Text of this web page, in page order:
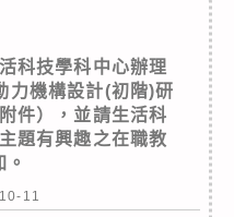
科技學科中心辦理
力機構設計(初階)研
件），並請生活科
題有興趣之在職教
11